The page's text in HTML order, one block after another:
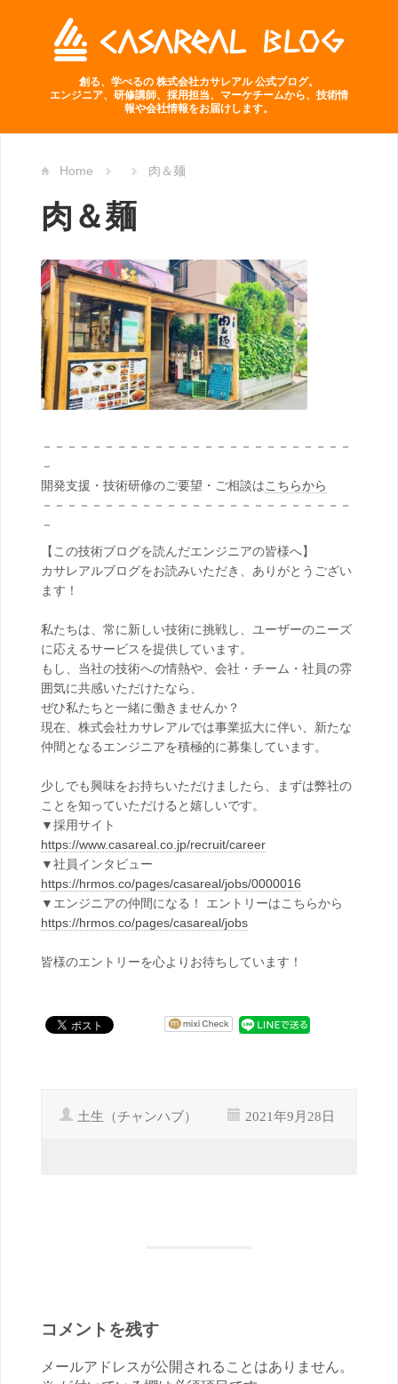
創る、学べるの 株式会社カサレアル 公式ブログ。
エンジニア、研修講師、採用担当、マーケチームから、技術情
報や会社情報をお届けします。
Home 肉＆麺
肉＆麺
－－－－－－－－－－－－－－－－－－－－－－－－－
－
開発支援・技術研修のご要望・ご相談はこちらから
－－－－－－－－－－－－－－－－－－－－－－－－－
－
【この技術ブログを読んだエンジニアの皆様へ】
カサレアルブログをお読みいただき、ありがとうござい
ます！
私たちは、常に新しい技術に挑戦し、ユーザーのニーズ
に応えるサービスを提供しています。
もし、当社の技術への情熱や、会社・チーム・社員の雰
囲気に共感いただけたなら、
ぜひ私たちと一緒に働きませんか？
現在、株式会社カサレアルでは事業拡大に伴い、新たな
仲間となるエンジニアを積極的に募集しています。
少しでも興味をお持ちいただけましたら、まずは弊社の
ことを知っていただけると嬉しいです。
▼採用サイト
https://www.casareal.co.jp/recruit/career
▼社員インタビュー
https://hrmos.co/pages/casareal/jobs/0000016
▼エンジニアの仲間になる！ エントリーはこちらから
https://hrmos.co/pages/casareal/jobs
皆様のエントリーを心よりお待ちしています！
土生（チャンハブ） 2021年9月28日
コメントを残す
メールアドレスが公開されることはありません。